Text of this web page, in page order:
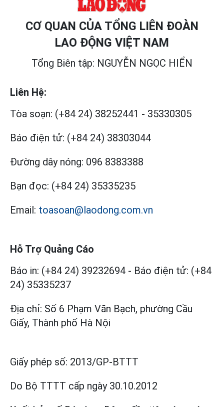
CƠ QUAN CỦA TỔNG LIÊN ĐOÀN
LAO ĐỘNG VIỆT NAM
Tổng Biên tập: NGUYỄN NGỌC HIỂN
Liên Hệ:
Tòa soạn: (+84 24) 38252441 - 35330305
Báo điện tử: (+84 24) 38303044
Đường dây nóng: 096 8383388
Bạn đọc: (+84 24) 35335235
Email: toasoan@laodong.com.vn
Hỗ Trợ Quảng Cáo
Báo in: (+84 24) 39232694 - Báo điện tử: (+84
24) 35335237
Địa chỉ: Số 6 Phạm Văn Bạch, phường Cầu
Giấy, Thành phố Hà Nội
Giấy phép số: 2013/GP-BTTT
Do Bộ TTTT cấp ngày 30.10.2012